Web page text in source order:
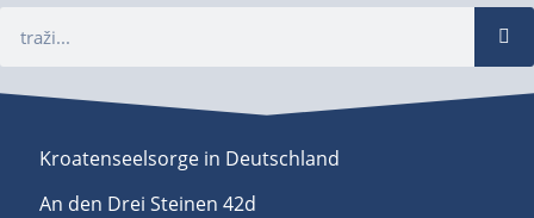
Kroatenseelsorge in Deutschland
An den Drei Steinen 42d